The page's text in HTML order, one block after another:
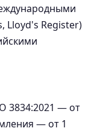
Lloyd's Register)
3834:2021 — от
— от 1